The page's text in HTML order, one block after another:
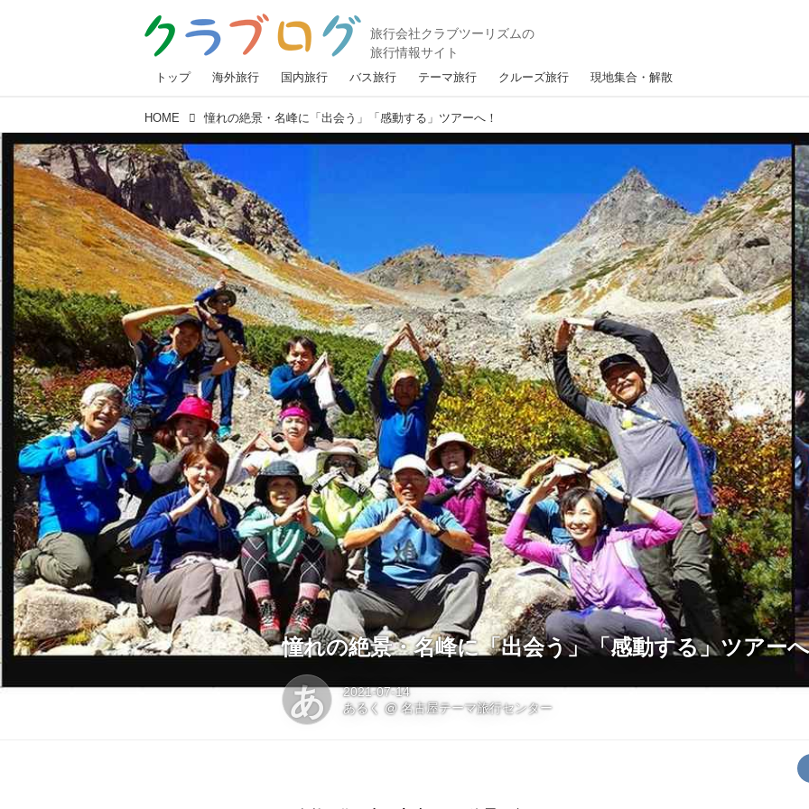
トップ 海外旅行 国内旅行 バス旅行 テーマ旅行 クルーズ旅行 現地集合・解散
HOME 憧れの絶景・名峰に「出会う」「感動する」ツアーへ！
憧れの絶景・名峰に「出会う」「感動する」ツアー
あ
2021-07-14
あるく @名古屋テーマ旅行センター